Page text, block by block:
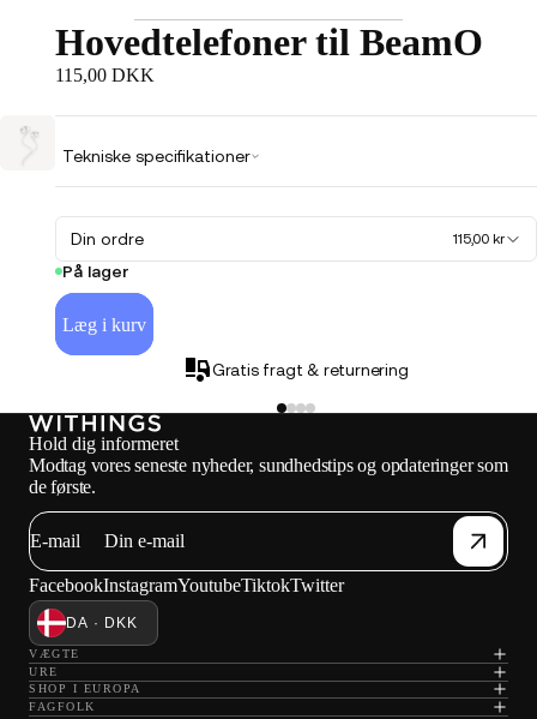
Hovedtelefoner til BeamO
115,00 DKK
Tekniske specifikationer
Din ordre 115,00 kr
På lager
Læg i kurv
Gratis fragt & returnering
Hold dig informeret
Modtag vores seneste nyheder, sundhedstips og opdateringer som
de første.
E-mail
FacebookInstagramYoutubeTiktokTwitter
DA · DKK
VÆGTE
URE
SHOP I EUROPA
FAGFOLK